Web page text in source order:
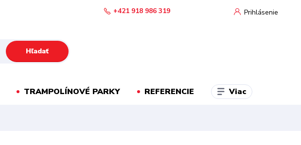
Prihlásenie
Hľadať
+421 918 986 319
TRAMPOLÍNOVÉ PARKY REFERENCIE Viac